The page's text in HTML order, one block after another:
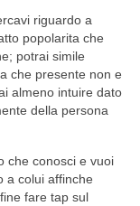
riguardo a
popolarita che
potrai simile
che presente non e
almeno intuire dato
della persona
che conosci e vuoi
a colui affinche
fare tap sul